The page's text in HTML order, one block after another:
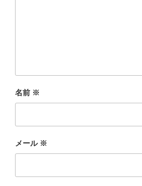
名前 ※
メール ※